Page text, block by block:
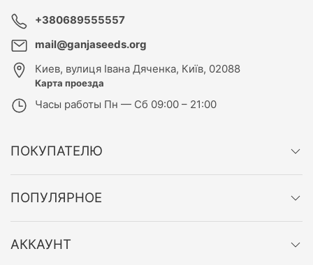
+380689555557
mail@ganjaseeds.org
Киев, вулиця Івана Дяченка, Київ, 02088
Карта проезда
Часы работы Пн — Сб 09:00 – 21:00
ПОКУПАТЕЛЮ
ПОПУЛЯРНОЕ
АККАУНТ